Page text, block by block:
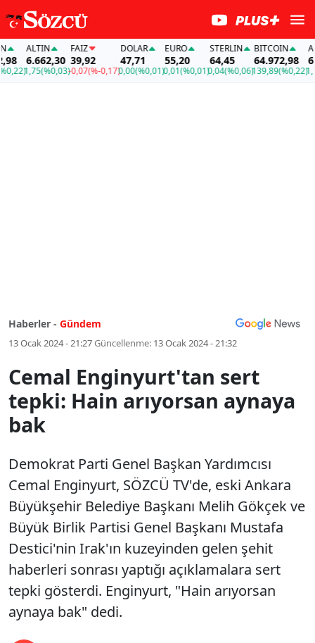
ALTIN
6.662,30
1,75(%0,03)
FAİZ
39,92
-0,07(%-0,17)
DOLAR
47,71
0,00(%0,01)
EURO
55,20
0,01(%0,01)
STERLIN
64,45
0,04(%0,06)
BITCOIN
64.972,98
139,89(%0,22)1,75
Haberler - Gündem
13 Ocak 2024 - 21:27Güncellenme: 13 Ocak 2024 - 21:32
Cemal Enginyurt'tan sert
tepki: Hain arıyorsan aynaya
bak
Demokrat Parti Genel Başkan Yardımcısı
Cemal Enginyurt, SÖZCÜ TV'de, eski Ankara
Büyükşehir Belediye Başkanı Melih Gökçek ve
Büyük Birlik Partisi Genel Başkanı Mustafa
Destici'nin Irak'ın kuzeyinden gelen şehit
haberleri sonrası yaptığı açıklamalara sert
tepki gösterdi. Enginyurt, "Hain arıyorsan
aynaya bak" dedi.